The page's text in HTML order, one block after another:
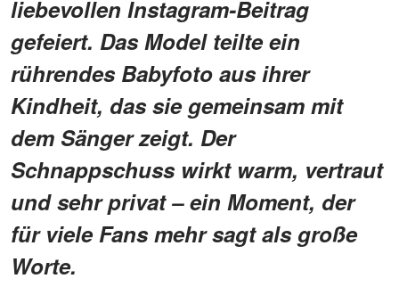
liebevollen Instagram-Beitrag
gefeiert. Das Model teilte ein
rührendes Babyfoto aus ihrer
Kindheit, das sie gemeinsam mit
dem Sänger zeigt. Der
Schnappschuss wirkt warm, vertraut
und sehr privat – ein Moment, der
für viele Fans mehr sagt als große
Worte.